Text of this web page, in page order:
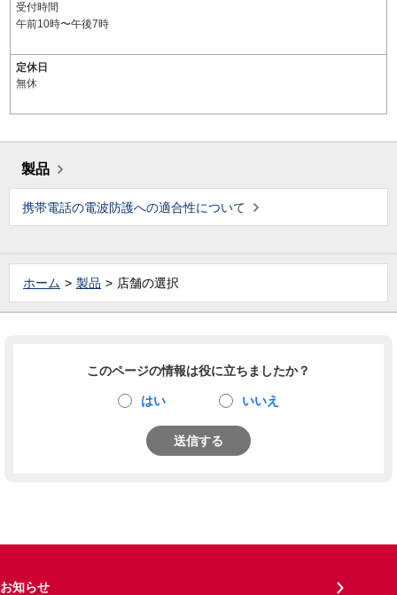
受付時間
午前10時〜午後7時
定休日
無休
製品
携帯電話の電波防護への適合性について
ホーム 製品 店舗の選択
このページの情報は役に立ちましたか？
はい いいえ
送信する
お知らせ